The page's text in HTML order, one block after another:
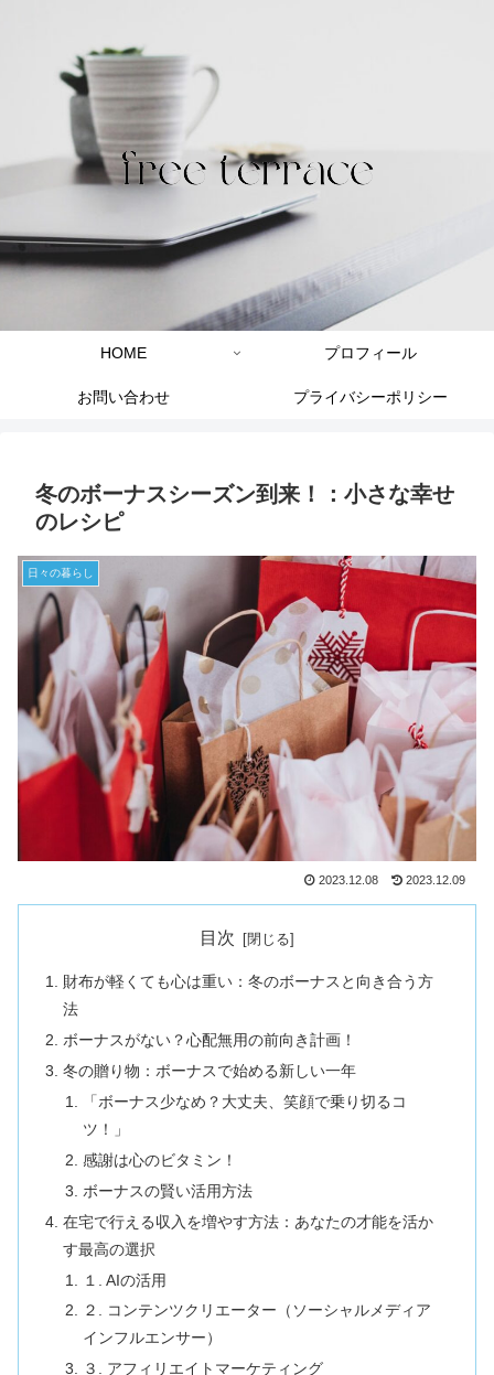
HOME プロフィール
お問い合わせ プライバシーポリシー
冬のボーナスシーズン到来！：小さな幸せ
のレシピ
日々の暮らし
2023.12.08 2023.12.09
目次
財布が軽くても心は重い：冬のボーナスと向き合う方
法
ボーナスがない？心配無用の前向き計画！
冬の贈り物：ボーナスで始める新しい一年
「ボーナス少なめ？大丈夫、笑顔で乗り切るコ
ツ！」
感謝は心のビタミン！
ボーナスの賢い活用方法
在宅で行える収入を増やす方法：あなたの才能を活か
す最高の選択
１. AIの活用
２. コンテンツクリエーター（ソーシャルメディア
インフルエンサー）
３. アフィリエイトマーケティング